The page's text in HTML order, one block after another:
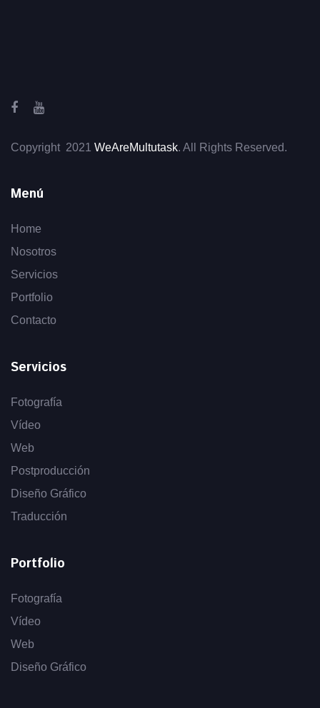
Copyright 2021 WeAreMultutask. All Rights Reserved.
Menú
Home
Nosotros
Servicios
Portfolio
Contacto
Servicios
Fotografía
Vídeo
Web
Postproducción
Diseño Gráfico
Traducción
Portfolio
Fotografía
Vídeo
Web
Diseño Gráfico